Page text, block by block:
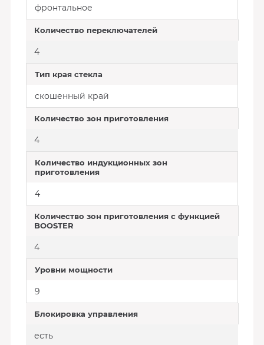
фронтальное
Количество переключателей
4
Тип края стекла
скошенный край
Количество зон приготовления
4
Количество индукционных зон
приготовления
4
Количество зон приготовления с функцией
BOOSTER
4
Уровни мощности
9
Блокировка управления
есть